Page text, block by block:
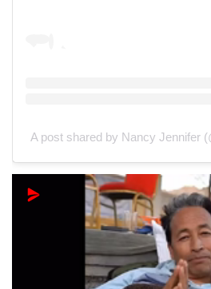
A post shared by Nancy Jennifer